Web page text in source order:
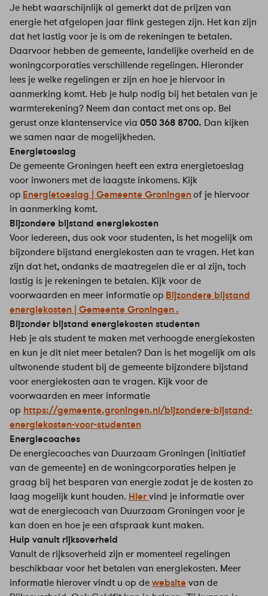
Je hebt waarschijnlijk al gemerkt dat de prijzen van
energie het afgelopen jaar flink gestegen zijn. Het kan zijn
dat het lastig voor je is om de rekeningen te betalen.
Daarvoor hebben de gemeente, landelijke overheid en de
woningcorporaties verschillende regelingen. Hieronder
lees je welke regelingen er zijn en hoe je hiervoor in
aanmerking komt. Heb je hulp nodig bij het betalen van je
warmterekening? Neem dan contact met ons op. Bel
gerust onze klantenservice via 050 368 8700. Dan kijken
we samen naar de mogelijkheden.
Energietoeslag
De gemeente Groningen heeft een extra energietoeslag
voor inwoners met de laagste inkomens. Kijk
op Energietoeslag | Gemeente Groningenof je hiervoor
in aanmerking komt.
Bijzondere bijstand energiekosten
Voor iedereen, dus ook voor studenten, is het mogelijk om
bijzondere bijstand energiekosten aan te vragen. Het kan
zijn dat het, ondanks de maatregelen die er al zijn, toch
lastig is je rekeningen te betalen. Kijk voor de
voorwaarden en meer informatie op Bijzondere bijstand
energiekosten | Gemeente Groningen .
Bijzonder bijstand energiekosten studenten
Heb je als student te maken met verhoogde energiekosten
en kun je dit niet meer betalen? Dan is het mogelijk om als
uitwonende student bij de gemeente bijzondere bijstand
voor energiekosten aan te vragen. Kijk voor de
voorwaarden en meer informatie
op https://gemeente.groningen.nl/bijzondere-bijstand-
energiekosten-voor-studenten
Energiecoaches
De energiecoaches van Duurzaam Groningen (initiatief
van de gemeente) en de woningcorporaties helpen je
graag bij het besparen van energie zodat je de kosten zo
laag mogelijk kunt houden. Hiervind je informatie over
wat de energiecoach van Duurzaam Groningen voor je
kan doen en hoe je een afspraak kunt maken.
Hulp vanuit rijksoverheid
Vanuit de rijksoverheid zijn er momenteel regelingen
beschikbaar voor het betalen van energiekosten. Meer
informatie hierover vindt u op dewebsite van de